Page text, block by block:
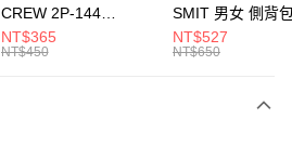
CREW 2P-144
EMBRDY 男女 短統襪
FZ3073133
NT$365
NT$450
SMIT 男女 側背
BA5871010
NT$527
NT$650